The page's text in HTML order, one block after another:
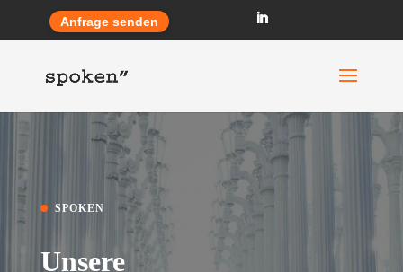
Anfrage senden
SPOKEN
Unsere